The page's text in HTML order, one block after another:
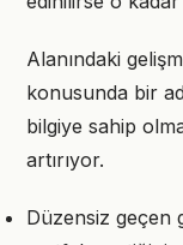
Alanındaki
konusunda bir
bilgiye sahip
artırıyor.
Düzensiz geçen